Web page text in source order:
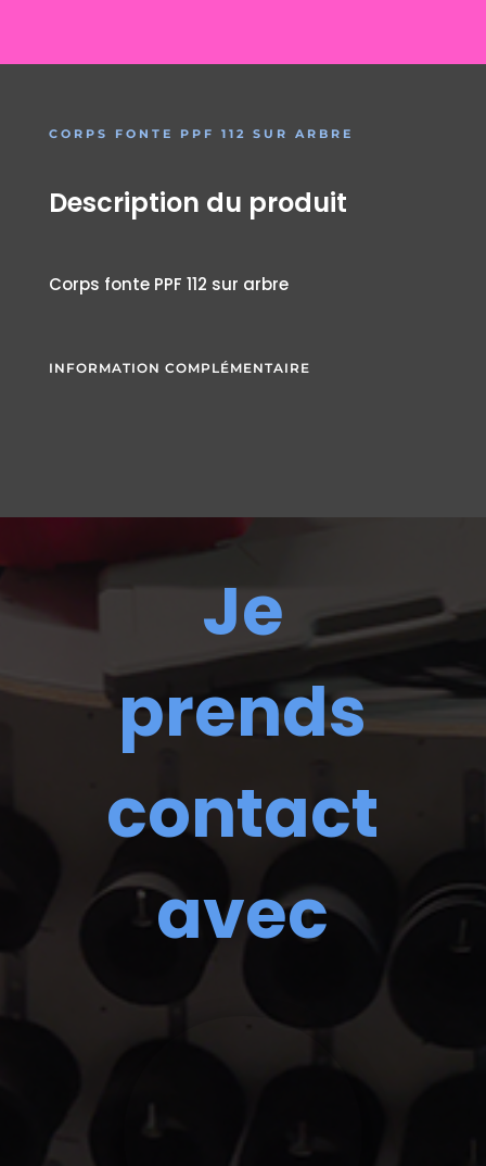
CORPS FONTE PPF 112 SUR ARBRE
Description du produit
Corps fonte PPF 112 sur arbre
INFORMATION COMPLÉMENTAIRE
Je
prends
contact
avec